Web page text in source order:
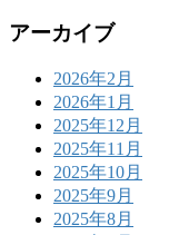
アーカイブ
2026年2月
2026年1月
2025年12月
2025年11月
2025年10月
2025年9月
2025年8月